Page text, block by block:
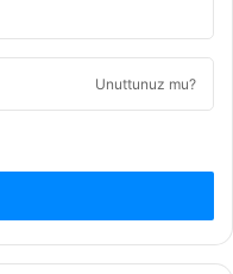
Unuttunuz mu?